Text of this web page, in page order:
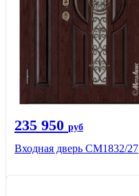
235 950 руб
Входная дверь СМ1832/27